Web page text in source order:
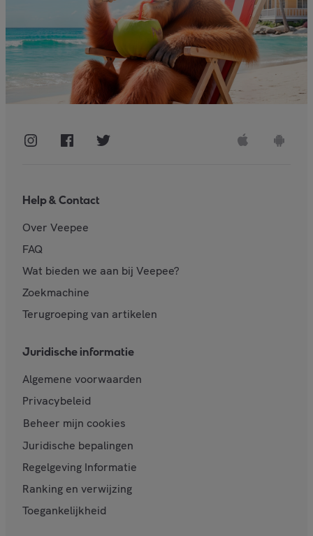
Help & Contact
Over Veepee
FAQ
Wat bieden we aan bij Veepee?
Zoekmachine
Terugroeping van artikelen
Juridische informatie
Algemene voorwaarden
Privacybeleid
Beheer mijn cookies
Juridische bepalingen
Regelgeving Informatie
Ranking en verwijzing
Toegankelijkheid